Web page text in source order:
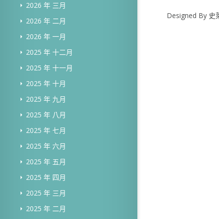
2026 年 三月
2026 年 二月
2026 年 一月
2025 年 十二月
2025 年 十一月
2025 年 十月
2025 年 九月
2025 年 八月
2025 年 七月
2025 年 六月
2025 年 五月
2025 年 四月
2025 年 三月
2025 年 二月
Designed By 史